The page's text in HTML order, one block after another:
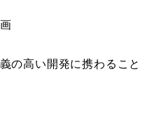
の高い開発に携わること